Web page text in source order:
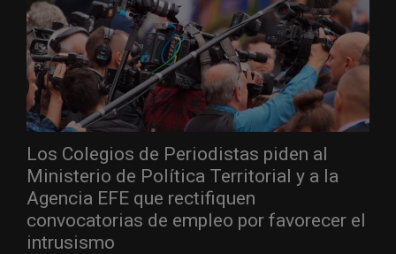
Los Colegios de Periodistas piden al
Ministerio de Política Territorial y a la
Agencia EFE que rectifiquen
convocatorias de empleo por favorecer el
intrusismo